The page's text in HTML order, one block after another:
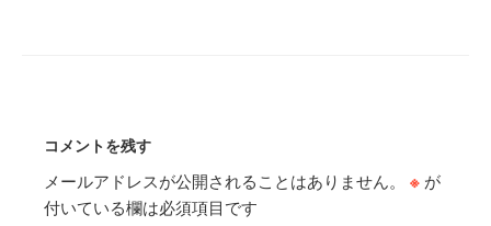
コメントを残す
メールアドレスが公開されることはありません。 ※ が
付いている欄は必須項目です